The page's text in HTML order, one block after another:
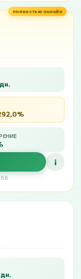
полностью онлайн
i